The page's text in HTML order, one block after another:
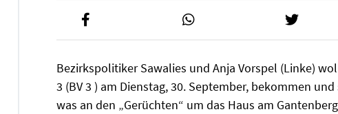
Bezirkspolitiker Sawalies und Anja Vorspel (Linke)
3 (BV 3 ) am Dienstag, 30. September, bekommen
was an den „Gerüchten“ um das Haus am